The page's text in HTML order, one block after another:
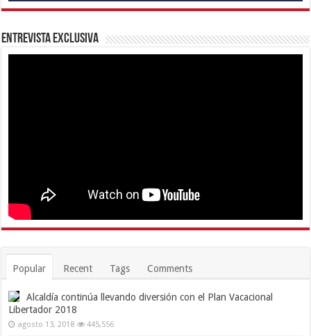
Entrevista Exclusiva
Popular Recent Tags Comments
Alcaldía continúa llevando diversión con el Plan Vacacional
Libertador 2018
agosto 13, 2018 445,556